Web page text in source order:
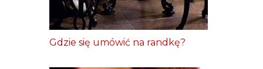
Gdzie się umówić na randkę?